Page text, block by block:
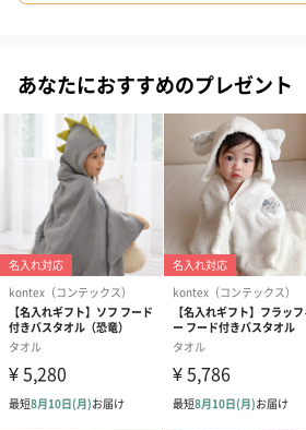
まず、はじめに紹介するのは「ブルー」
フード付きバスタオルのサイズは、
イズは25cm×25cmです。
バスタオルは、大人でも使える大きめサ
ブルーのバスタオルは、淡いパステルカ
うさぎのアップリケが縫い付けられてい
フードをかぶると、ぴょこんとうさぎの
あなたにおすすめのプレゼント